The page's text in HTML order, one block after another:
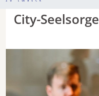
City-Seelsorge